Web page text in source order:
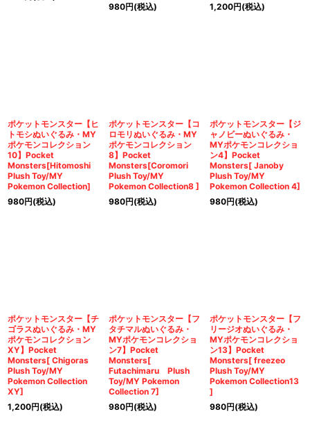
980円(税込) 1,200円(税込)
ポケットモンスター【ヒ
トモシぬいぐるみ・MY
ポケモンコレクション
10】Pocket
Monsters[Hitomoshi
Plush Toy/MY
Pokemon Collection]
980円(税込)
ポケットモンスター【コ
ロモリぬいぐるみ・MY
ポケモンコレクション
8】Pocket
Monsters[Coromori
Plush Toy/MY
Pokemon Collection8 ]
980円(税込)
ポケットモンスター【ジ
ャノビーぬいぐるみ・
MYポケモンコレクショ
ン4】Pocket
Monsters[ Janoby
Plush Toy/MY
Pokemon Collection 4]
980円(税込)
ポケットモンスター【チ
ゴラスぬいぐるみ・MY
ポケモンコレクション
XY】Pocket
Monsters[ Chigoras
Plush Toy/MY
Pokemon Collection
XY]
1,200円(税込)
ポケットモンスター【フ
タチマルぬいぐるみ・
MYポケモンコレクショ
ン7】Pocket
Monsters[
Futachimaru Plush
Toy/MY Pokemon
Collection 7]
980円(税込)
ポケットモンスター【フ
リージオぬいぐるみ・
MYポケモンコレクショ
ン13】Pocket
Monsters[ freezeo
Plush Toy/MY
Pokemon Collection13
]
980円(税込)